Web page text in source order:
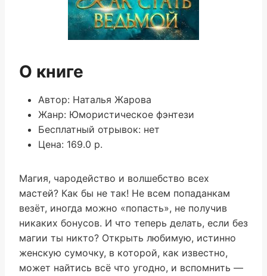
О книге
Автор: Наталья Жарова
Жанр: Юмористическое фэнтези
Бесплатный отрывок: нет
Цена: 169.0 р.
Магия, чародейство и волшебство всех
мастей? Как бы не так! Не всем попаданкам
везёт, иногда можно «попасть», не получив
никаких бонусов. И что теперь делать, если без
магии ты никто? Открыть любимую, истинно
женскую сумочку, в которой, как известно,
может найтись всё что угодно, и вспомнить —